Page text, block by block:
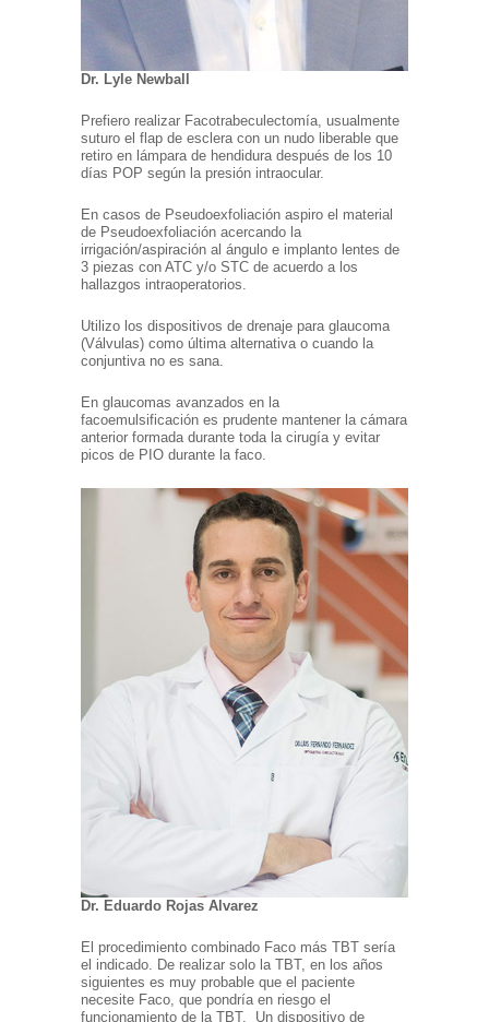
Dr. Lyle Newball
Prefiero realizar Facotrabeculectomía, usualmente
suturo el flap de esclera con un nudo liberable que
retiro en lámpara de hendidura después de los 10
días POP según la presión intraocular.
En casos de Pseudoexfoliación aspiro el material
de Pseudoexfoliación acercando la
irrigación/aspiración al ángulo e implanto lentes de
3 piezas con ATC y/o STC de acuerdo a los
hallazgos intraoperatorios.
Utilizo los dispositivos de drenaje para glaucoma
(Válvulas) como última alternativa o cuando la
conjuntiva no es sana.
En glaucomas avanzados en la
facoemulsificación es prudente mantener la cámara
anterior formada durante toda la cirugía y evitar
picos de PIO durante la faco.
Dr. Eduardo Rojas Alvarez
El procedimiento combinado Faco más TBT sería
el indicado. De realizar solo la TBT, en los años
siguientes es muy probable que el paciente
necesite Faco, que pondría en riesgo el
funcionamiento de la TBT. Un dispositivo de